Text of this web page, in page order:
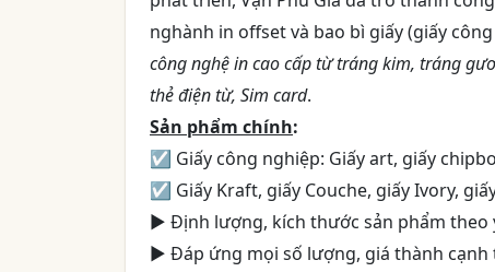
nghành in offset và bao bì giấy (giấy công
công nghệ in cao cấp từ tráng kim, tráng
thẻ điện từ, Sim card.
Sản phẩm chính:
☑ Giấy công nghiệp: Giấy art, giấy
☑ Giấy Kraft, giấy Couche, giấy Ivory,
► Định lượng, kích thước sản phẩm theo
► Đáp ứng mọi số lượng, giá thành cạnh